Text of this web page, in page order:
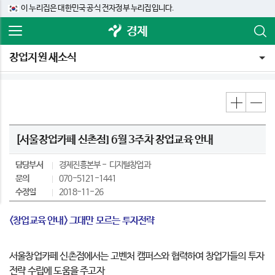
이 누리집은 대한민국 공식 전자정부 누리집입니다.
경제
창업지원 새소식
[서울창업카페 신촌점] 6월 3주차 창업교육 안내
담당부서 경제진흥본부
디지털창업과
문의
070-5121-1441
수정일
2018-11-26
<창업교육 안내>그대만 모르는 투자전략
서울창업카페 신촌점에서는 고벤처 캠퍼스와 협력하여 창업가들의 투자
전략 수립에 도움을 주고자